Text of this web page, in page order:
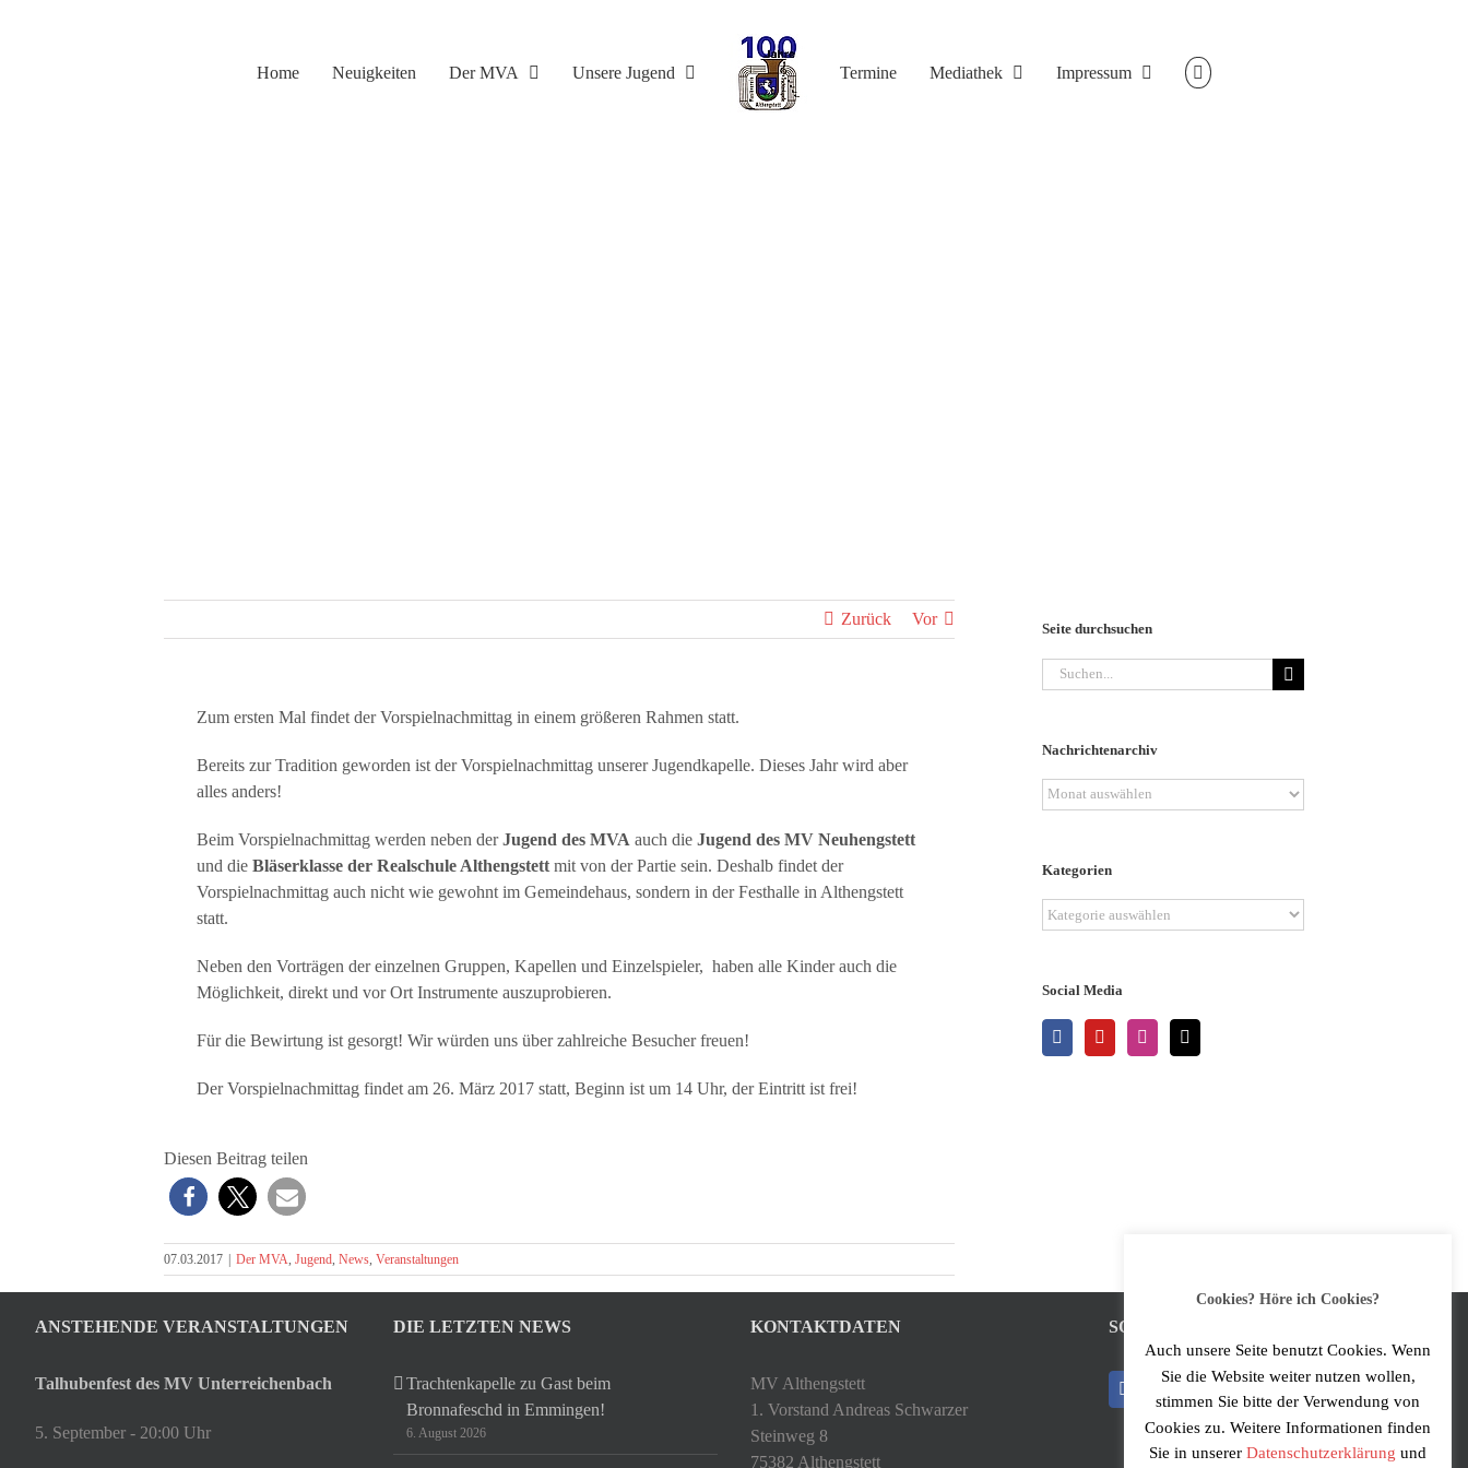
Home Neuigkeiten Der MVA Unsere Jugend Termine Mediathek Impressum
Zurück Vor
Zum ersten Mal findet der Vorspielnachmittag in einem größeren Rahmen statt.
Bereits zur Tradition geworden ist der Vorspielnachmittag unserer Jugendkapelle. Dieses Jahr wird aber
alles anders!
Beim Vorspielnachmittag werden neben derJugend des MVA auch die Jugend des MV Neuhengstett
und die Bläserklasse der Realschule Althengstett mit von der Partie sein. Deshalb findet der
Vorspielnachmittag auch nicht wie gewohnt im Gemeindehaus, sondern in der Festhalle in Althengstett
statt.
Neben den Vorträgen der einzelnen Gruppen, Kapellen und Einzelspieler, haben alle Kinder auch die
Möglichkeit, direkt und vor Ort Instrumente auszuprobieren.
Für die Bewirtung ist gesorgt! Wir würden uns über zahlreiche Besucher freuen!
Der Vorspielnachmittag findet am 26. März 2017 statt, Beginn ist um 14 Uhr, der Eintritt ist frei!
Diesen Beitrag teilen
07.03.2017 Der MVA, Jugend, News, Veranstaltungen
Seite durchsuchen
Suche
nach:
Nachrichtenarchiv
Nachrichtenarchiv
Kategorien
Kategorien
Social Media
ANSTEHENDE VERANSTALTUNGEN
Talhubenfest des MV Unterreichenbach
5. September - 20:00 Uhr
DIE LETZTEN NEWS
Trachtenkapelle zu Gast beim
Bronnafeschd in Emmingen!
6. August 2026
KONTAKTDATEN
MV Althengstett
1. Vorstand Andreas Schwarzer
Steinweg 8
75382 Althengstett
SOCIAL MEDIA
Cookies? Höre ich Cookies?
Auch unsere Seite benutzt Cookies. Wenn
Sie die Website weiter nutzen wollen,
stimmen Sie bitte der Verwendung von
Cookies zu. Weitere Informationen finden
Sie in unserer Datenschutzerklärung und